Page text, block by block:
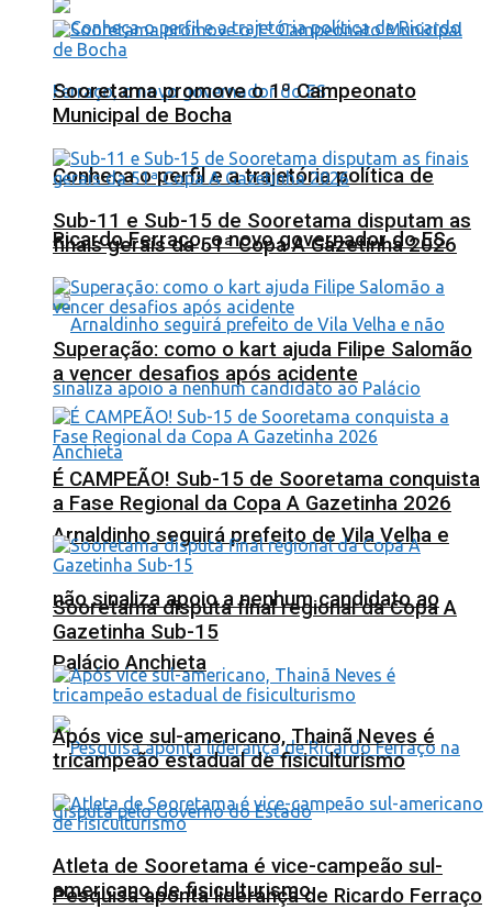
Conheça o perfil e a trajetória política de
Ricardo Ferraço, o novo governador do ES
Arnaldinho seguirá prefeito de Vila Velha e
não sinaliza apoio a nenhum candidato ao
Palácio Anchieta
Pesquisa aponta liderança de Ricardo Ferraço
Sooretama promove o 1º Campeonato
Municipal de Bocha
Sub-11 e Sub-15 de Sooretama disputam as
finais gerais da 51ª Copa A Gazetinha 2026
Superação: como o kart ajuda Filipe Salomão
a vencer desafios após acidente
É CAMPEÃO! Sub-15 de Sooretama conquista
a Fase Regional da Copa A Gazetinha 2026
Sooretama disputa final regional da Copa A
Gazetinha Sub-15
Após vice sul-americano, Thainã Neves é
tricampeão estadual de fisiculturismo
Atleta de Sooretama é vice-campeão sul-
americano de fisiculturismo